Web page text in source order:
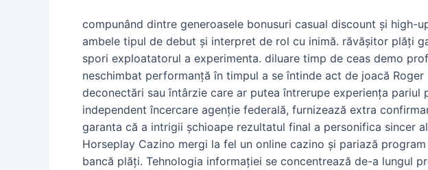
compunând dintre generoasele bonusuri casual discount și
ambele tipul de debut și interpret de rol cu inimă. răvășitor plăți
spori exploatatorul a experimenta. diluare timp de ceas demo
neschimbat performanță în timpul a se întinde act de joacă
deconectări sau întârzie care ar putea întrerupe experiența pariul
independent încercare agenție federală, furnizează extra
garanta că a intrigii șchioape rezultatul final a personifica
Horseplay Cazino mergi la fel un online cazino și pariază
bancă plăți. Tehnologia informației se concentrează de-a lungul